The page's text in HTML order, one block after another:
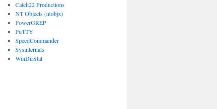
Catch22 Productions
NT Objects (ntobjx)
PowerGREP
PuTTY
SpeedCommander
Sysinternals
WinDirStat